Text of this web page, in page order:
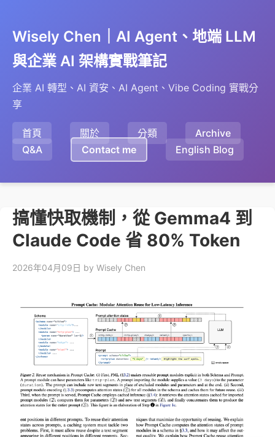
Wisely Chen｜AI Agent、地端 LLM
與企業 AI 架構實戰筆記
企業 AI 轉型、AI 資安、AI Agent、Vibe Coding 實戰分
享
首頁 關於 分類
Archive
Q&A
Contact me English Blog
搞懂快取機制，從 Gemma4 到
Claude Code 省 80% Token
2026年04月09日 by Wisely Chen